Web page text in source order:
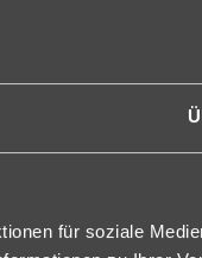
für soziale
die Doppelzimmer
Gegen Aufpreis
mit Meerblick
original:
Bad und WC, Föhn,
Verfügbarkeit)
Doppelzimmer.